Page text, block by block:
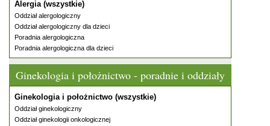
Alergia (wszystkie)
Oddział alergologiczny
Oddział alergologiczny dla dzieci
Poradnia alergologiczna
Poradnia alergologiczna dla dzieci
Ginekologia i położnictwo - poradnie i oddziały
Ginekologia i położnictwo (wszystkie)
Oddział ginekologiczny
Oddział ginekologii onkologicznej